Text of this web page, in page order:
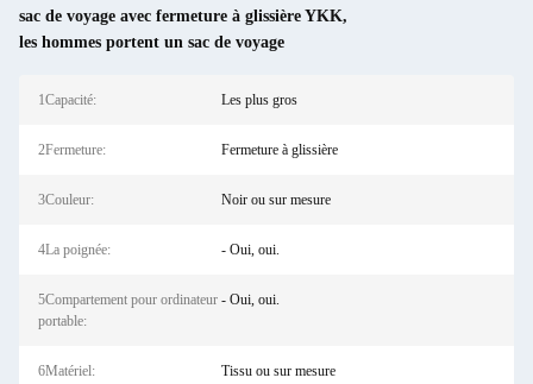
sac de voyage avec fermeture à glissière YKK,
les hommes portent un sac de voyage
1Capacité: Les plus gros
2Fermeture: Fermeture à glissière
3Couleur: Noir ou sur mesure
4La poignée: - Oui, oui.
5Compartement pour ordinateur
portable:
- Oui, oui.
6Matériel: Tissu ou sur mesure